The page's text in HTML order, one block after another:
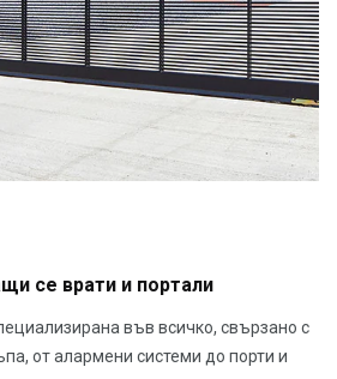
се врати и портали
във всичко, свързано с
от алармени системи до порти и